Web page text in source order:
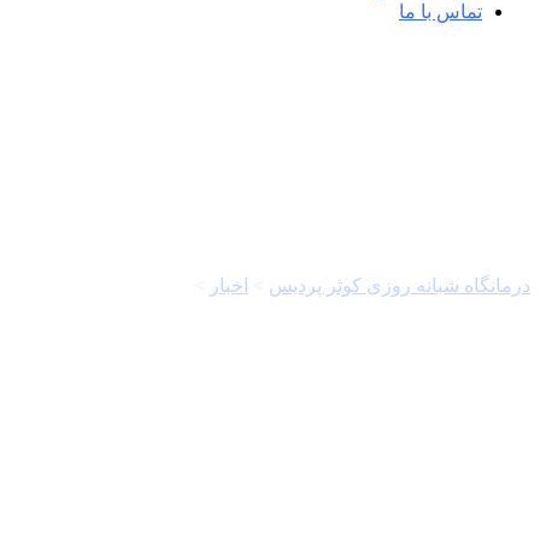
تماس با ما
درمانگاه شبانه روزی کوثر پردیس اخبار